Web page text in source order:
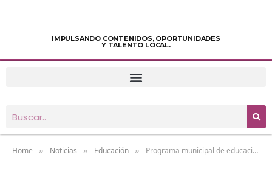
IMPULSANDO CONTENIDOS, OPORTUNIDADES
Y TALENTO LOCAL.
Home » Noticias » Educación » Programa municipal de educación ambiental